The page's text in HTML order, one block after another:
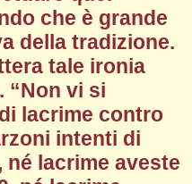
che è grande
della tradizione.
tale ironia
“Non vi si
lacrime contro
intenti di
lacrime aveste